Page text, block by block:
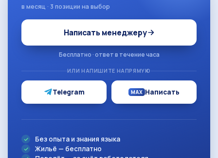
в месяц · 3 позиции на выбор
Написать менеджеру
Бесплатно · ответ в течение часа
ИЛИ НАПИШИТЕ НАПРЯМУЮ
Telegram MAX Написать
Без опыта и знания языка
Жильё — бесплатно